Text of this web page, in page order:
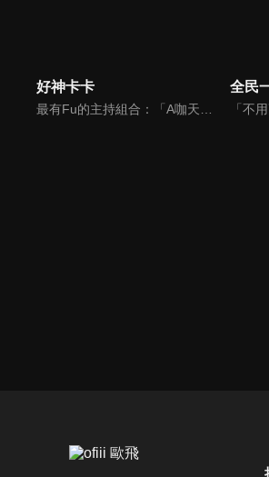
好神卡卡
最有Fu的主持組合：「A咖天王」徐乃麟+「好神天心」朱芯儀+「真理大學校花」洪棠+「台大獸醫碩士」LYDIA。遊戲的層層關卡，來賓必須要和主持人比反應，比記憶，比機智，比膽識，幸運女神的眷顧與遠離永遠都是個未知數！
全民